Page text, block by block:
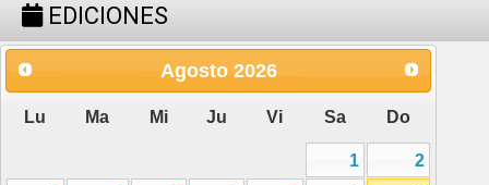
EDICIONES
Agosto 2026
Lu Ma Mi Ju Vi Sa Do
1
2